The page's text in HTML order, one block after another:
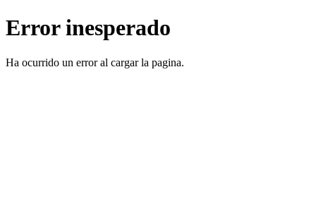
Error inesperado
Ha ocurrido un error al cargar la pagina.